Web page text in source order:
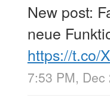
New post:
neue
https://t.co/
7:53 PM, Dec